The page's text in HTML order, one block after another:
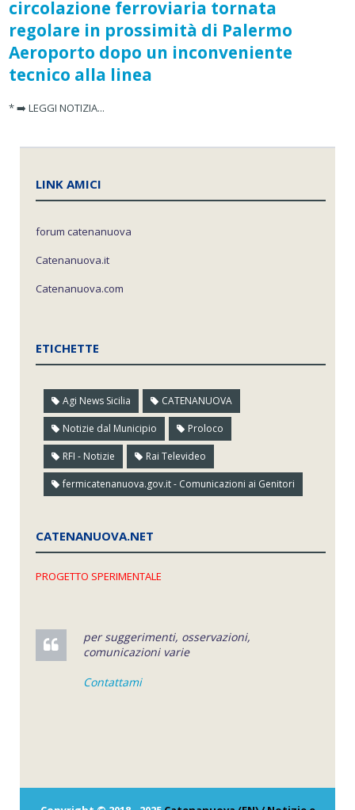
circolazione ferroviaria tornata
regolare in prossimità di Palermo
Aeroporto dopo un inconveniente
tecnico alla linea
* ➡️ LEGGI NOTIZIA...
LINK AMICI
forum catenanuova
Catenanuova.it
Catenanuova.com
ETICHETTE
Agi News Sicilia CATENANUOVA
Notizie dal Municipio Proloco
RFI - Notizie Rai Televideo
fermicatenanuova.gov.it - Comunicazioni ai Genitori
CATENANUOVA.NET
PROGETTO SPERIMENTALE
per suggerimenti, osservazioni,
comunicazioni varie
Contattami